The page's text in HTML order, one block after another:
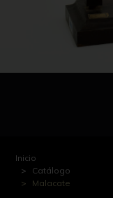
Inicio
Catálogo
Malacate